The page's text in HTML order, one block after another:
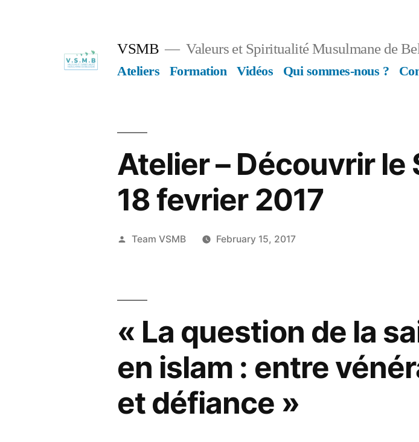
VSMB Valeurs et Spiritualité Musulmane de
Ateliers Formation Vidéos Qui sommes-nous ?
Atelier – Découvrir le
18 fevrier 2017
Posted
Team VSMB February 15, 2017
« La question de la
en islam : entre
et défiance »